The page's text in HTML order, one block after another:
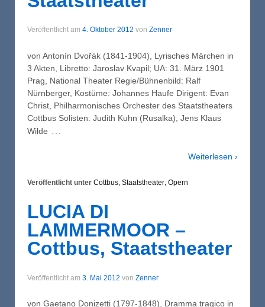
Veröffentlicht am 4. Oktober 2012 von Zenner
von Antonín Dvořák (1841-1904), Lyrisches Märchen in
3 Akten, Libretto: Jaroslav Kvapil; UA: 31. März 1901
Prag, National Theater Regie/Bühnenbild: Ralf
Nürnberger, Kostüme: Johannes Haufe Dirigent: Evan
Christ, Philharmonisches Orchester des Staatstheaters
Cottbus Solisten: Judith Kuhn (Rusalka), Jens Klaus
Wilde …
Weiterlesen ›
Veröffentlicht unter Cottbus, Staatstheater, Opern
LUCIA DI
LAMMERMOOR –
Cottbus, Staatstheater
Veröffentlicht am 3. Mai 2012 von Zenner
von Gaetano Donizetti (1797-1848), Dramma tragico in